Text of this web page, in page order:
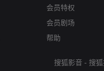
会员特权
会员剧场
帮助
搜狐影音 - 搜